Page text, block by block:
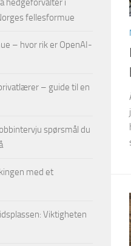
hedgeforvalter i
fellesformue
– hvor rik er OpenAI-
– guide til en
spørsmål du
med et
Viktigheten